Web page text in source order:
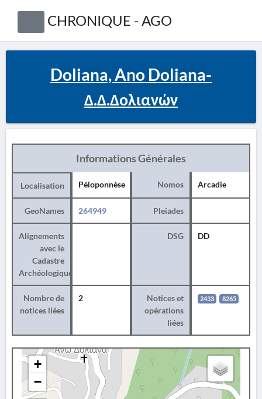
CHRONIQUE - AGO
Doliana, Ano Doliana-
Δ.Δ.Δολιανών
Informations Générales
Localisation Péloponnèse Nomos Arcadie
GeoNames 264949 Pleiades
Alignements
avec le
Cadastre
Archéologique
DSG DD
Nombre de
notices liées
2
Notices et
opérations
liées
2433 8265
+
−